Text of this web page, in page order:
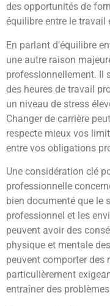
des opportunités de
équilibre entre le travail
En parlant d’équilibre
une autre raison
professionnellement. Il
des heures de travail
un niveau de stress
Changer de carrière
respecte mieux vos
entre vos obligations
Une considération clé
professionnelle
bien documenté que le
professionnel et les
peuvent avoir des
physique et mentale
peuvent comporter des
particulièrement
entraîner des